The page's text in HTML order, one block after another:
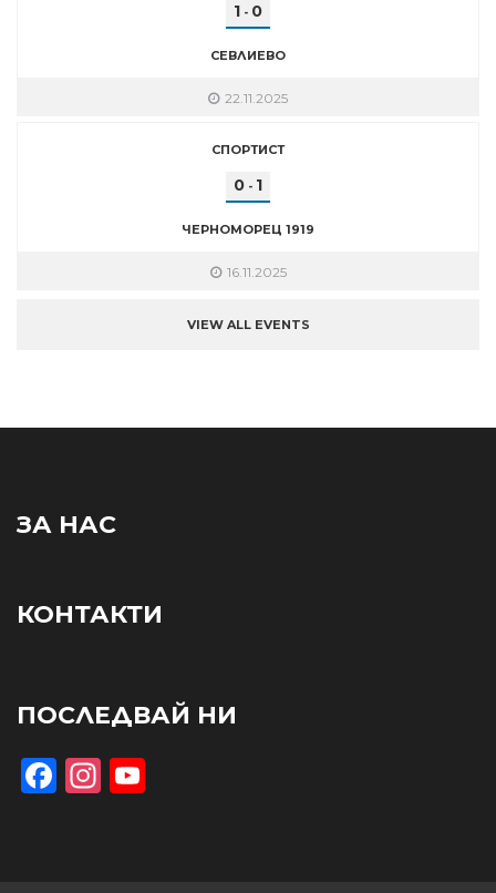
1 - 0
СЕВЛИЕВО
22.11.2025
СПОРТИСТ
0 - 1
ЧЕРНОМОРЕЦ 1919
16.11.2025
VIEW ALL EVENTS
ЗА НАС
КОНТАКТИ
ПОСЛЕДВАЙ НИ
Facebook
Instagram